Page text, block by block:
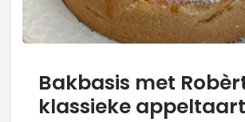
Bakbasis met
klassieke appeltaart